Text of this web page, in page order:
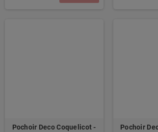
Pochoir Deco Coquelicot -
Pochoir